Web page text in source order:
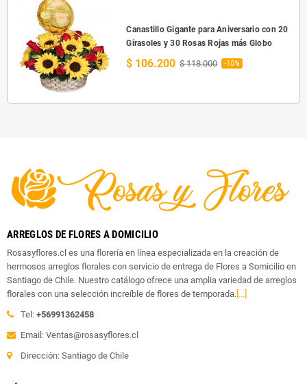
Canastillo Gigante para Aniversario con 20
Girasoles y 30 Rosas Rojas más Globo
$ 106.200 $ 118.000 -10%
ARREGLOS DE FLORES A DOMICILIO
Rosasyflores.cl es una florería en línea especializada en la creación de
hermosos arreglos florales con servicio de entrega de Flores a Somicilio en
Santiago de Chile. Nuestro catálogo ofrece una amplia variedad de arreglos
florales con una selección increíble de flores de temporada. [...]
Tel: +56991362458
Email: Ventas@rosasyflores.cl
Dirección: Santiago de Chile